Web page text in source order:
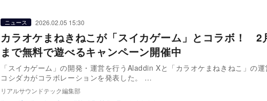
ニュース 2026.02.05 15:30
カラオケまねきねこが「スイカゲーム」とコラボ！ 2
まで無料で遊べるキャンペーン開催中
「スイカゲーム」の開発・運営を行うAladdin Xと「カラオケまねきねこ」の運
コシダカがコラボレーションを発表した。 …
リアルサウンドテック編集部